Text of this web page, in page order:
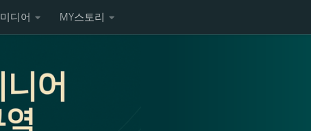
미디어 MY스토리